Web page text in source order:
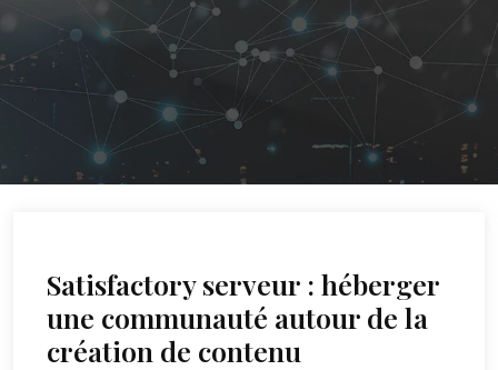
Satisfactory serveur : héberger
une communauté autour de la
création de contenu